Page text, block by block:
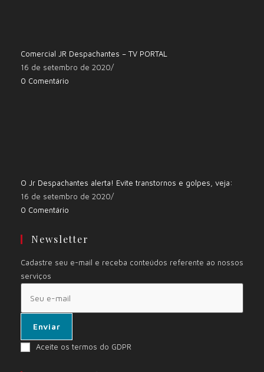
Comercial JR Despachantes – TV PORTAL
16 de setembro de 2020/
0 Comentário
O Jr Despachantes alerta! Evite transtornos e golpes, veja:
16 de setembro de 2020/
0 Comentário
Newsletter
Cadastre seu e-mail e receba conteúdos referente ao nossos
serviços
Enviar
Aceite os termos do GDPR